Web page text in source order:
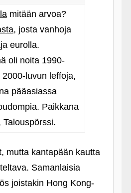
mitään arvoa?
, josta vanhoja
eurolla.
oli noita 1990-
2000-luvun leffoja,
pääasiassa
Paikkana
Talouspörssi.
mutta kantapään kautta
Samanlaisia
joistakin Hong Kong-